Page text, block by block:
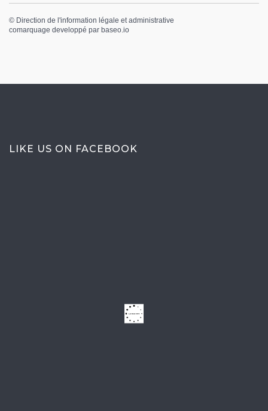
© Direction de l'information légale et administrative
comarquage developpé par baseo.io
LIKE US ON FACEBOOK